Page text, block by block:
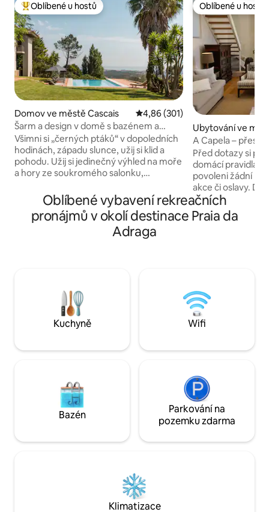
Nejlepší v kategorii Oblíbené u hostů
Oblíbené u hostů
Domov ve městě Cascais Průměrné hodnocení 4,86 z 5,
4,86 (301)
Šarm a design v domě s bazénem a
nádherným výhledem na moře a hory
Všimni si „černých ptáků“ v dopoledních
hodinách, západu slunce, užij si klid a
pohodu. Užij si jedinečný výhled na moře
a hory ze soukromého salonku,
kouzelné hory, začarovaných lesů,
klášterů a paláců. Možnost zahrnout
pracovní stůl. Je zde také možnost
přijmout svatební oslavy, pokud jste
malé skupiny, za příplatek. Pro více
výhledem na moře město , Cascais a
horu, kde je vloženo . Dům byl nedávno
zrekonstruován a rozšířen o moderní a
designovou konstrukci s výhledem a
okolím . Můžete to vidět z vrcholu Serra
de Sintra, do Guincho do Cabo Espichel.
vedle dobrých restaurací , kaváren s
dobrou atmosférou , malá vesnice má
supermarket a lékárnu pro váš klid.
ložnicemi, obývací pokoj a kuchyň, zcela
soukromý a přístup do velké zahrady s
nemovitosti a jsem k dispozici, abych se
podělil/a o příběhy a informace o tomto
regionu. Miluji cyklistiku a znám Serru
Oblíbené u hostů
Oblíbené u hostů
Ubytování ve
A Capela –
Před dotazy si
domácí pravidla.
povoleni žádní
akce či oslavy. Děkujeme.
krásně
postavené v roce
nabízízená
vzdálenosti od
malebných
a restaurací.
Oblíbené vybavení rekreačních
pronájmů v okolí destinace Praia da
Adraga
Kuchyně Wifi
Bazén
Parkování na
pozemku zdarma
Klimatizace